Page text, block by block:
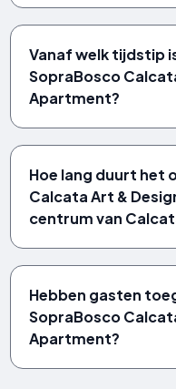
Vanaf welk tijdstip
SopraBosco
Apartment?
Hoe lang duurt het
Calcata Art &
centrum van
Hebben gasten
SopraBosco
Apartment?